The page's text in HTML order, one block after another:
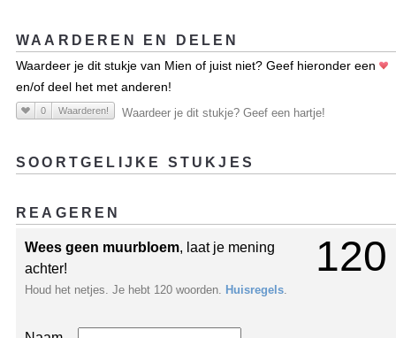
WAARDEREN EN DELEN
Waardeer je dit stukje van Mien of juist niet? Geef hieronder een
en/of deel het met anderen!
0 Waarderen! Waardeer je dit stukje? Geef een hartje!
SOORTGELIJKE STUKJES
REAGEREN
120
Wees geen muurbloem, laat je mening
achter!
Houd het netjes. Je hebt 120 woorden. Huisregels